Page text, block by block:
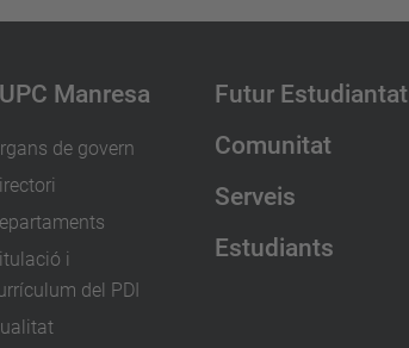
Manresa
de govern
i
del PDI
Futur Estudiantat
Comunitat
Serveis
Estudiants